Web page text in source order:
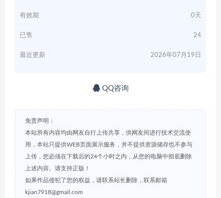
有效期 0天
已售 24
最近更新 2026年07月19日
QQ咨询
免责声明：
本站所有内容均由网友自行上传共享，供网友间进行技术交流使
用，本站只提供WEB页面展示服务，并不提供资源储存也不参与
上传，您必须在下载后的24个小时之内，从您的电脑中彻底删除
上述内容。请支持正版！
如果作品侵犯了您的权益，请联系站长删除，联系邮箱
kjian7918@gmail.com